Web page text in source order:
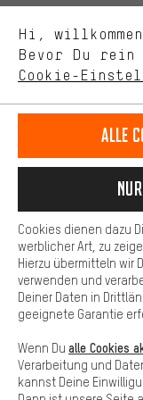
Sprache"
Deutsch
DE
VERTRAG WIDERRUFEN
Cookie-
Alle Preise
Hi,
Bevor Du rein
Cookie-
Uns interessiert,
selbst Einfluss
unseres Shop-
Dein Shopping-
stellen wir
können wir dir
Verfügung
Services zu
finden.
Fragen schnell
Basis
Basis-Cookies
grundsätzlich
Alle
Cookies dienen dazu
werblicher Art, zu
Hierzu übermitteln wir
verwenden und
Deiner Daten in
geeignete Garantie
Wenn Du alle Cookies
Verarbeitung und
kannst Deine